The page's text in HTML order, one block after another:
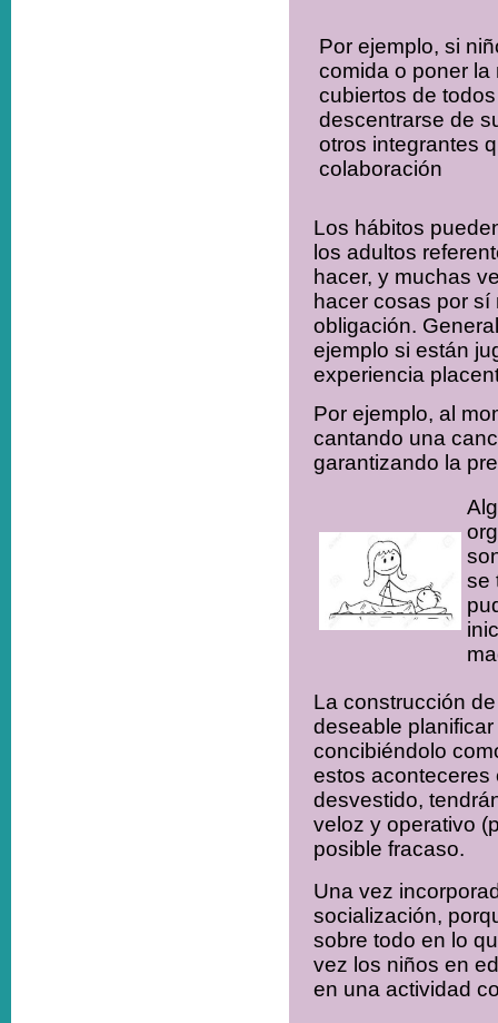
Por ejemplo, si
comida o poner la
cubiertos de
descentrarse de
otros integrantes
colaboración
Los hábitos
los adultos
hacer, y muchas
hacer cosas por
obligación.
ejemplo si están
experiencia
Por ejemplo, al
cantando una
garantizando la
se
La construcción
deseable
concibiéndolo
estos aconteceres
desvestido,
veloz y operativo
posible fracaso.
Una vez
socialización,
sobre todo en lo
vez los niños en
en una actividad